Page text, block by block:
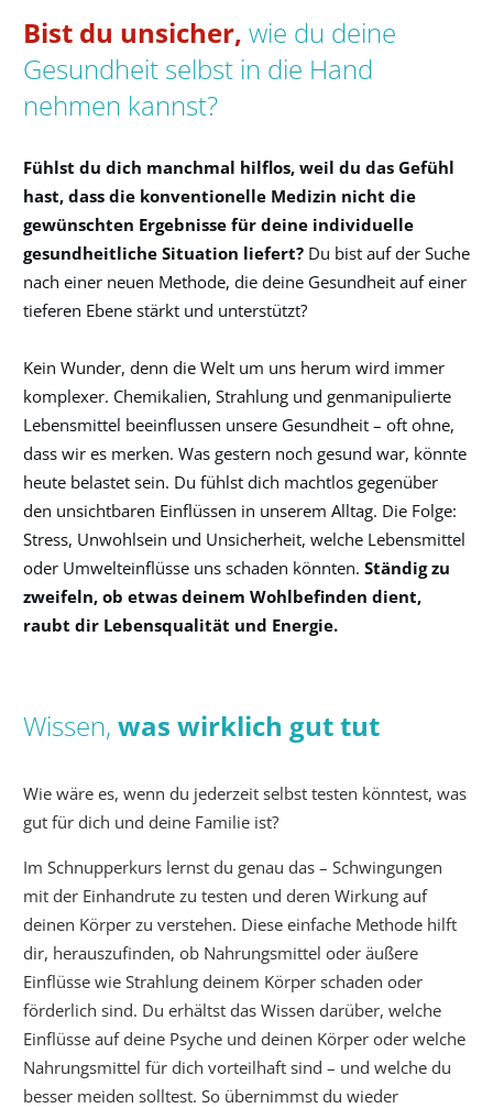
Bist du unsicher, wie du deine
Gesundheit selbst in die Hand
nehmen kannst?
Fühlst du dich manchmal hilflos, weil du das Gefühl
hast, dass die konventionelle Medizin nicht die
gewünschten Ergebnisse für deine individuelle
gesundheitliche Situation liefert? Du bist auf der Suche
nach einer neuen Methode, die deine Gesundheit auf einer
tieferen Ebene stärkt und unterstützt?
Kein Wunder, denn die Welt um uns herum wird immer
komplexer. Chemikalien, Strahlung und genmanipulierte
Lebensmittel beeinflussen unsere Gesundheit – oft ohne,
dass wir es merken. Was gestern noch gesund war, könnte
heute belastet sein. Du fühlst dich machtlos gegenüber
den unsichtbaren Einflüssen in unserem Alltag. Die Folge:
Stress, Unwohlsein und Unsicherheit, welche Lebensmittel
oder Umwelteinflüsse uns schaden könnten. Ständig zu
zweifeln, ob etwas deinem Wohlbefinden dient,
raubt dir Lebensqualität und Energie.
Wissen, was wirklich gut tut
Wie wäre es, wenn du jederzeit selbst testen könntest, was
gut für dich und deine Familie ist?
Im Schnupperkurs lernst du genau das – Schwingungen
mit der Einhandrute zu testen und deren Wirkung auf
deinen Körper zu verstehen. Diese einfache Methode hilft
dir, herauszufinden, ob Nahrungsmittel oder äußere
Einflüsse wie Strahlung deinem Körper schaden oder
förderlich sind. Du erhältst das Wissen darüber, welche
Einflüsse auf deine Psyche und deinen Körper oder welche
Nahrungsmittel für dich vorteilhaft sind – und welche du
besser meiden solltest. So übernimmst du wieder